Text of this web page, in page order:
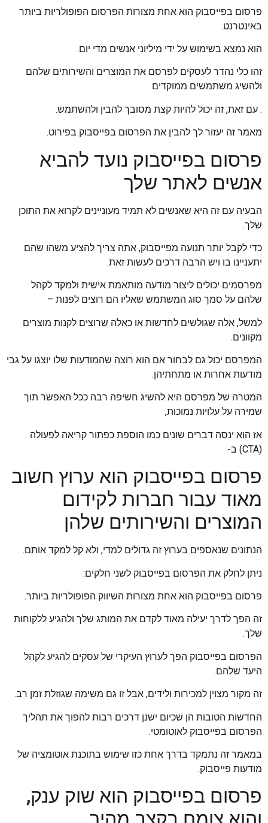
פרסום בפייסבוק הוא אחת מצורות הפרסום הפופולריות ביותר
באינטרנט.
הוא נמצא בשימוש על ידי מיליוני אנשים מדי יום.
זהו כלי נהדר לעסקים לפרסם את המוצרים והשירותים שלהם
ולהשיג משתמשים ממוקדים
. עם זאת, זה יכול להיות קצת מסובך להבין ולהשתמש.
מאמר זה יעזור לך להבין את הפרסום בפייסבוק בפירוט.
פרסום בפייסבוק נועד להביא
אנשים לאתר שלך
הבעיה עם זה היא שאנשים לא תמיד מעוניינים לקרוא את התוכן
שלך.
כדי לקבל יותר תנועה מפייסבוק, אתה צריך להציע משהו שהם
יתעניינו בו ויש הרבה דרכים לעשות זאת.
מפרסמים יכולים ליצור מודעה מותאמת אישית ולמקד לקהל
שלהם על סמך סוג המשתמש שאליו הם רוצים לפנות –
למשל, אלה שגולשים לחדשות או כאלה שרוצים לקנות מוצרים
מקוונים.
המפרסם יכול גם לבחור אם הוא רוצה שהמודעות שלו יוצגו על גבי
מודעות אחרות או מתחתיהן.
המטרה של מפרסם היא להשיג חשיפה רבה ככל האפשר תוך
שמירה על עלויות נמוכות,
אז הוא ינסה דברים שונים כמו הוספת כפתור קריאה לפעולה
(CTA) ב-
פרסום בפייסבוק הוא ערוץ חשוב
מאוד עבור חברות לקידום
המוצרים והשירותים שלהן
הנתונים שנאספים בערוץ זה גדולים למדי, ולא קל למקד אותם.
ניתן לחלק את הפרסום בפייסבוק לשני חלקים:
פרסום בפייסבוק הוא אחת מצורות השיווק הפופולריות ביותר.
זה הפך לדרך יעילה מאוד לקדם את המותג שלך ולהגיע ללקוחות
שלך.
הפרסום בפייסבוק הפך לערוץ העיקרי של עסקים להגיע לקהל
היעד שלהם.
זה מקור מצוין למכירות ולידים, אבל זו גם משימה שגוזלת זמן רב.
החדשות הטובות הן שכיום ישנן דרכים רבות להפוך את תהליך
הפרסום בפייסבוק לאוטומטי.
במאמר זה נתמקד בדרך אחת כזו שימוש בתוכנת אוטומציה של
מודעות פייסבוק.
פרסום בפייסבוק הוא שוק ענק,